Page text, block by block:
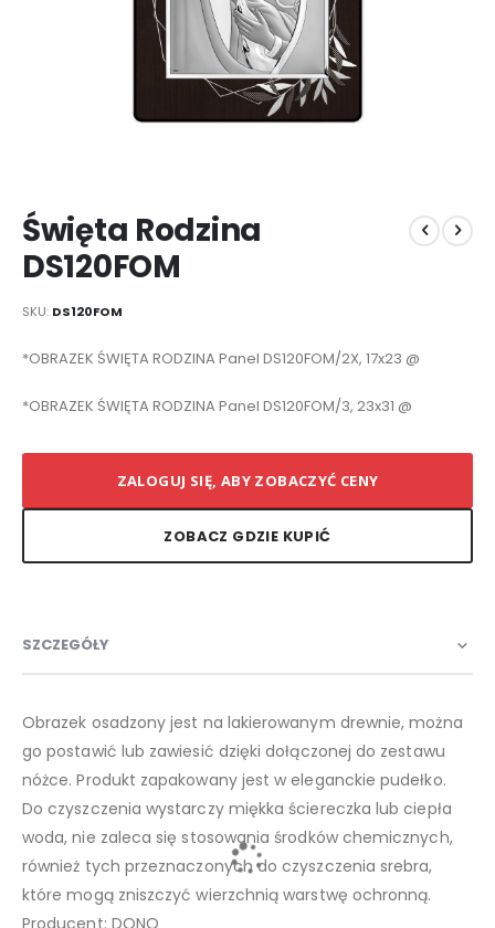
na
początek
galerii
Święta Rodzina
DS120FOM
SKU DS120FOM
Elementy
grupowanych
*OBRAZEK ŚWIĘTA RODZINA Panel DS120FOM/2X, 17x23 @
*OBRAZEK ŚWIĘTA RODZINA Panel DS120FOM/3, 23x31 @
ZALOGUJ SIĘ, ABY ZOBACZYĆ CENY
ZOBACZ GDZIE KUPIĆ
SZCZEGÓŁY
Obrazek osadzony jest na lakierowanym drewnie, można
go postawić lub zawiesić dzięki dołączonej do zestawu
nóżce. Produkt zapakowany jest w eleganckie pudełko.
Do czyszczenia wystarczy miękka ściereczka lub ciepła
woda, nie zaleca się stosowania środków chemicznych,
również tych przeznaczonych do czyszczenia srebra,
które mogą zniszczyć wierzchnią warstwę ochronną.
Producent: DONO